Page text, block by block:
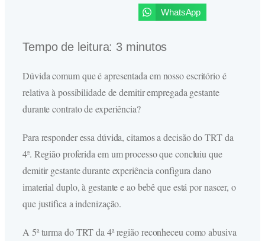
WhatsApp
Tempo de leitura: 3 minutos
Dúvida comum que é apresentada em nosso escritório é
relativa à possibilidade de demitir empregada gestante
durante contrato de experiência?
Para responder essa dúvida, citamos a decisão do TRT da
4ª. Região proferida em um processo que concluiu que
demitir gestante durante experiência configura dano
imaterial duplo, à gestante e ao bebê que está por nascer, o
que justifica a indenização.
A 5ª turma do TRT da 4ª região reconheceu como abusiva